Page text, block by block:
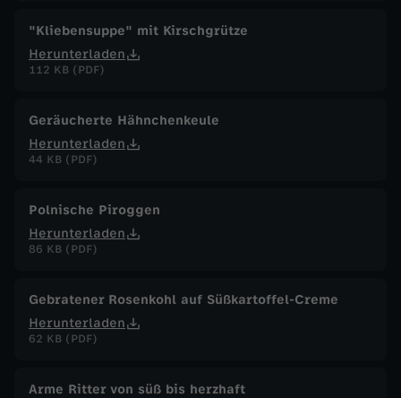
"Kliebensuppe" mit Kirschgrütze
Herunterladen
112 KB (PDF)
Geräucherte Hähnchenkeule
Herunterladen
44 KB (PDF)
Polnische Piroggen
Herunterladen
86 KB (PDF)
Gebratener Rosenkohl auf Süßkartoffel-Creme
Herunterladen
62 KB (PDF)
Arme Ritter von süß bis herzhaft